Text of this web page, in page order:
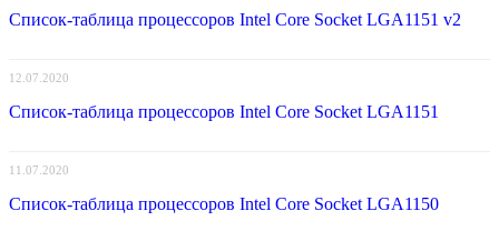
Список-таблица процессоров Intel Core Socket LGA1151 v2
12.07.2020
Список-таблица процессоров Intel Core Socket LGA1151
11.07.2020
Список-таблица процессоров Intel Core Socket LGA1150